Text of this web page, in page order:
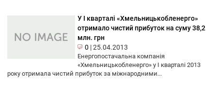
У I кварталі «Хмельницькобленерго»
отримало чистий прибуток на суму 38,2
млн. грн
0 |25.04.2013
Енергопостачальна компанія
«Хмельницькобленерго» у I кварталі 2013
року отримала чистий прибуток за міжнародними...